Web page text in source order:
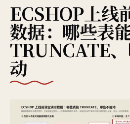
ECSHOP上线
数据：哪些表
TRUNCATE
动